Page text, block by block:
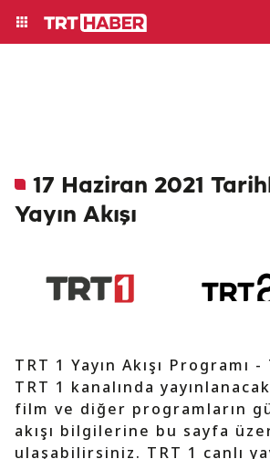
17 Haziran 2021
Yayın Akışı
TRT 1 Yayın Akışı Programı
TRT 1 kanalında
film ve diğer programların
akışı bilgilerine bu sayfa
ulaşabilirsiniz. TRT 1 canlı